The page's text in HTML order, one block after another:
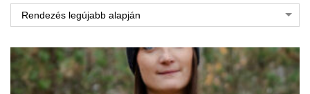
Rendezés legújabb alapján